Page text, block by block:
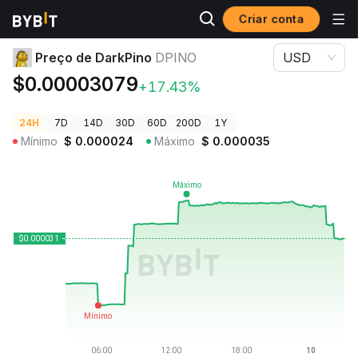
Criar conta
Preços de Criptomoedas Preço de DarkPino DPINO
Preço de DarkPino DPINO
$0.00003079+17.43%
USD
24H 7D 14D 30D 60D 200D 1Y
Mínimo $ 0.000024 Máximo $ 0.000035